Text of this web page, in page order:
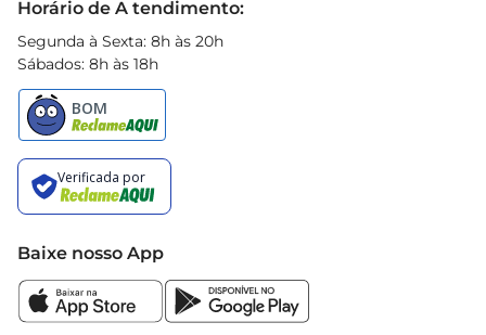
Horário de A tendimento:
Segunda à Sexta: 8h às 20h
Sábados: 8h às 18h
Baixe nosso App